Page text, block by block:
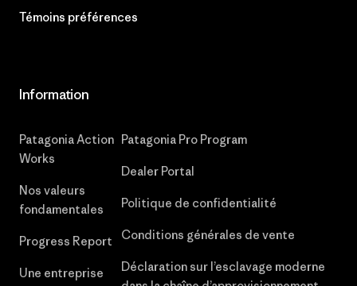
Témoins préférences
Information
Patagonia Action
Works
Nos valeurs
fondamentales
Progress Report
Une entreprise
Patagonia Pro Program
Dealer Portal
Politique de confidentialité
Conditions générales de vente
Déclaration sur l’esclavage moderne